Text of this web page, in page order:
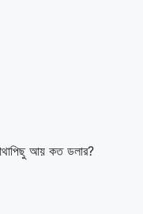
আয় কত ডলার?